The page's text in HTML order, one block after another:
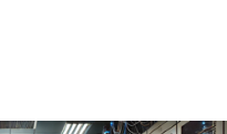
些元素都反映在服务器内